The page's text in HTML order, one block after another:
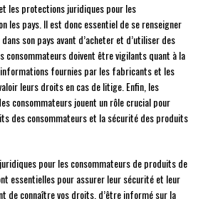
les protections juridiques pour les
les pays. Il est donc essentiel de se renseigner
son pays avant d’acheter et d’utiliser des
consommateurs doivent être vigilants quant à la
fournies par les fabricants et les
leurs droits en cas de litige. Enfin, les
consommateurs jouent un rôle crucial pour
des consommateurs et la sécurité des produits
pour les consommateurs de produits de
essentielles pour assurer leur sécurité et leur
de connaître vos droits, d’être informé sur la